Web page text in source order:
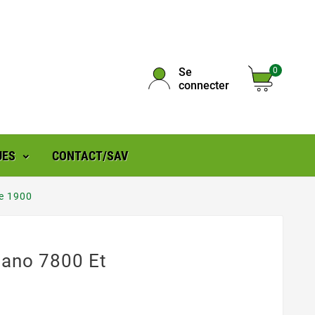
Se
connecter
0
CONTACT/SAV
1900
7800 Et